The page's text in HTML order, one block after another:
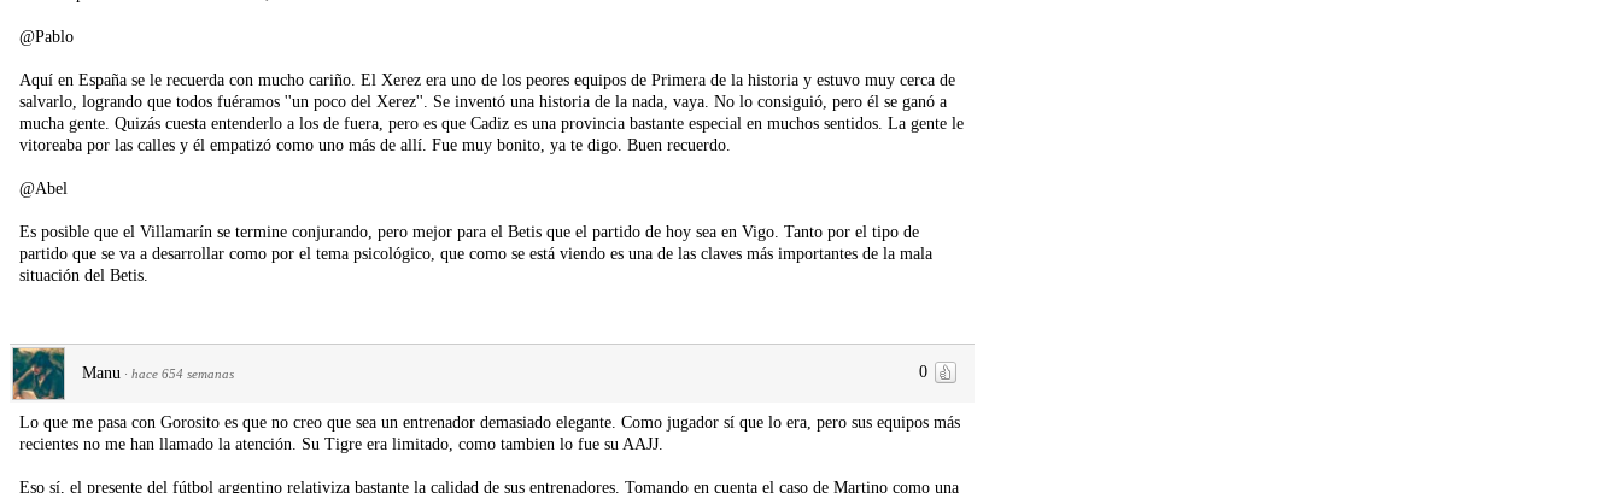
@Pablo
Aquí en España se le recuerda con mucho cariño. El Xerez era uno de los peores equipos de Primera de la historia y estuvo muy cerca de
salvarlo, logrando que todos fuéramos ''un poco del Xerez''. Se inventó una historia de la nada, vaya. No lo consiguió, pero él se ganó a
mucha gente. Quizás cuesta entenderlo a los de fuera, pero es que Cadiz es una provincia bastante especial en muchos sentidos. La gente le
vitoreaba por las calles y él empatizó como uno más de allí. Fue muy bonito, ya te digo. Buen recuerdo.
@Abel
Es posible que el Villamarín se termine conjurando, pero mejor para el Betis que el partido de hoy sea en Vigo. Tanto por el tipo de
partido que se va a desarrollar como por el tema psicológico, que como se está viendo es una de las claves más importantes de la mala
situación del Betis.
0
Manu · hace 654 semanas
Lo que me pasa con Gorosito es que no creo que sea un entrenador demasiado elegante. Como jugador sí que lo era, pero sus equipos más
recientes no me han llamado la atención. Su Tigre era limitado, como tambien lo fue su AAJJ.
Eso sí, el presente del fútbol argentino relativiza bastante la calidad de sus entrenadores. Tomando en cuenta el caso de Martino como una